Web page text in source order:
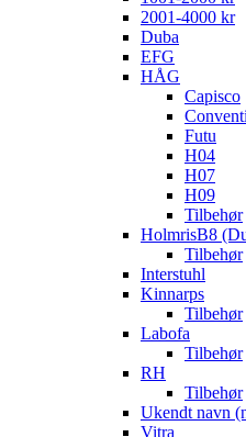
2001-4000 kr
Duba
EFG
HÅG
Capisco
Futu
H04
H07
H09
Tilbehør
HolmrisB8
Tilbehør
Interstuhl
Kinnarps
Tilbehør
Labofa
Tilbehør
RH
Tilbehør
Ukendt navn
Vitra